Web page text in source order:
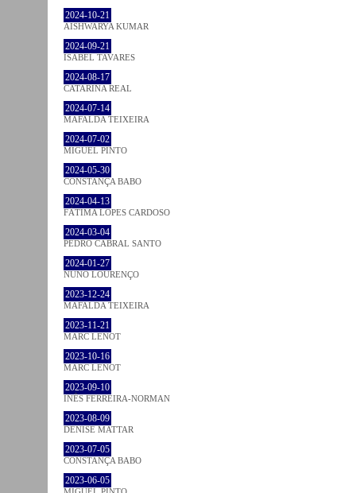
2024-10-21
AISHWARYA KUMAR
2024-09-21
ISABEL TAVARES
2024-08-17
CATARINA REAL
2024-07-14
MAFALDA TEIXEIRA
2024-07-02
MIGUEL PINTO
2024-05-30
CONSTANÇA BABO
2024-04-13
FÁTIMA LOPES CARDOSO
2024-03-04
PEDRO CABRAL SANTO
2024-01-27
NUNO LOURENÇO
2023-12-24
MAFALDA TEIXEIRA
2023-11-21
MARC LENOT
2023-10-16
MARC LENOT
2023-09-10
INÊS FERREIRA-NORMAN
2023-08-09
DENISE MATTAR
2023-07-05
CONSTANÇA BABO
2023-06-05